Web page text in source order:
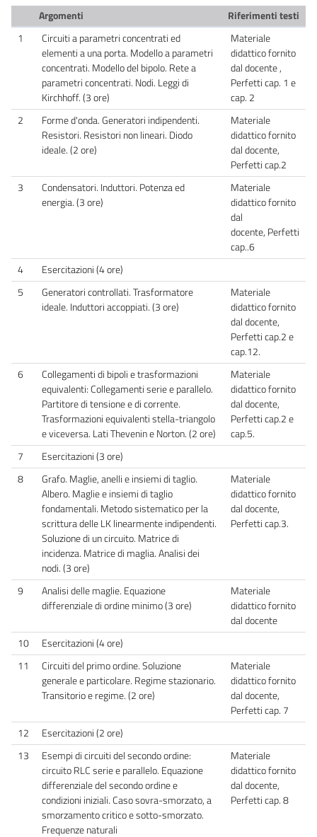
Argomenti
Riferimenti testi
1
Circuiti a parametri concentrati ed
elementi a una porta. Modello a parametri
concentrati. Modello del bipolo. Rete a
parametri concentrati. Nodi. Leggi di
Kirchhoff. (3 ore)
Materiale
didattico fornito
dal docente ,
Perfetti cap. 1 e
cap. 2
2
Forme d'onda. Generatori indipendenti.
Resistori. Resistori non lineari. Diodo
ideale. (2 ore)
Materiale
didattico fornito
dal docente,
Perfetti cap.2
3
Condensatori. Induttori. Potenza ed
energia. (3 ore)
Materiale
didattico fornito
dal
docente, Perfetti
cap..6
4
Esercitazioni (4 ore)
5
Generatori controllati. Trasformatore
ideale. Induttori accoppiati. (3 ore)
Materiale
didattico fornito
dal docente,
Perfetti cap.2 e
cap.12.
6
Collegamenti di bipoli e trasformazioni
equivalenti: Collegamenti serie e parallelo.
Partitore di tensione e di corrente.
Trasformazioni equivalenti stella-triangolo
e viceversa. Lati Thevenin e Norton. (2 ore)
Materiale
didattico fornito
dal docente,
Perfetti cap.2 e
cap.5.
7
Esercitazioni (3 ore)
8
Grafo. Maglie, anelli e insiemi di taglio.
Albero. Maglie e insiemi di taglio
fondamentali. Metodo sistematico per la
scrittura delle LK linearmente indipendenti.
Soluzione di un circuito. Matrice di
incidenza. Matrice di maglia. Analisi dei
nodi. (3 ore)
Materiale
didattico fornito
dal docente,
Perfetti cap.3.
9
Analisi delle maglie. Equazione
differenziale di ordine minimo (3 ore)
Materiale
didattico fornito
dal docente
10
Esercitazioni (4 ore)
11
Circuiti del primo ordine. Soluzione
generale e particolare. Regime stazionario.
Transitorio e regime. (2 ore)
Materiale
didattico fornito
dal docente,
Perfetti cap. 7
12
Esercitazioni (2 ore)
13
Esempi di circuiti del secondo ordine:
circuito RLC serie e parallelo. Equazione
differenziale del secondo ordine e
condizioni iniziali. Caso sovra-smorzato, a
smorzamento critico e sotto-smorzato.
Frequenze naturali
Materiale
didattico fornito
dal docente,
Perfetti cap. 8